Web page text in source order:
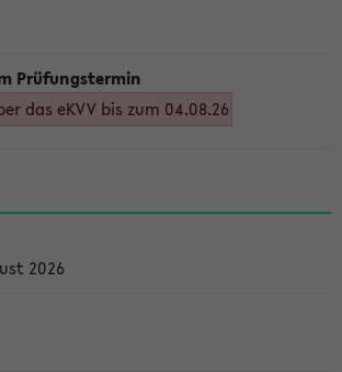
das eKVV bis zum 04.08.26
2026